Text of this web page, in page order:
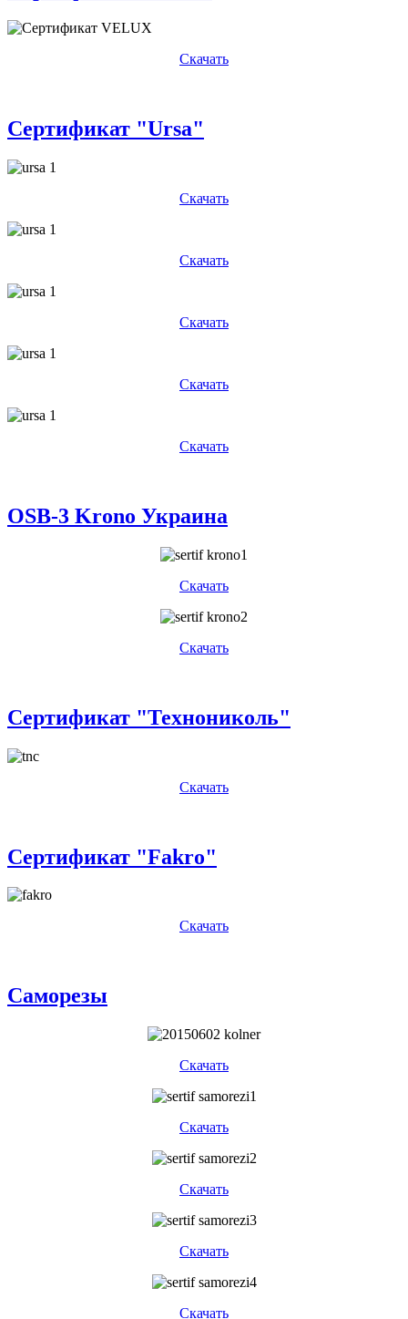
Скачать
Сертификат "Ursa"
Скачать
Скачать
Скачать
Скачать
Скачать
OSB-3 Krono Украина
Скачать
Скачать
Сертификат "Технониколь"
Скачать
Сертификат "Fakro"
Скачать
Саморезы
Скачать
Скачать
Скачать
Скачать
Скачать